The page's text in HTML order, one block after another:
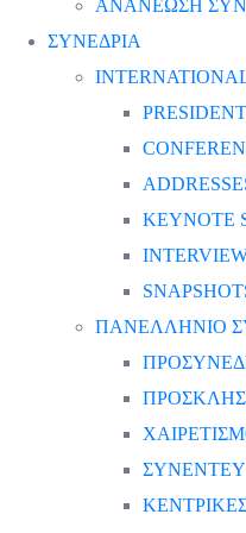
ΑΝΑΝΕΩΣΗ
ΣΥΝΕΔΡΙΑ
KEYNOTE
ΠΑΝΕΛΛΗΝΙΟ